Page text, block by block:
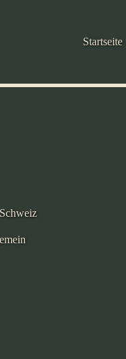
Startseite